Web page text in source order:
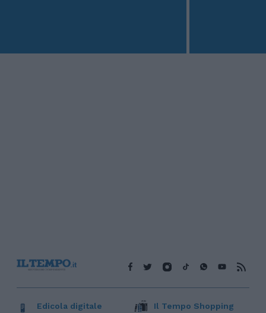
Edicola digitale Il Tempo Shopping